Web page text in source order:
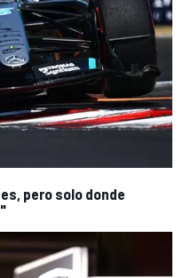
pero solo donde